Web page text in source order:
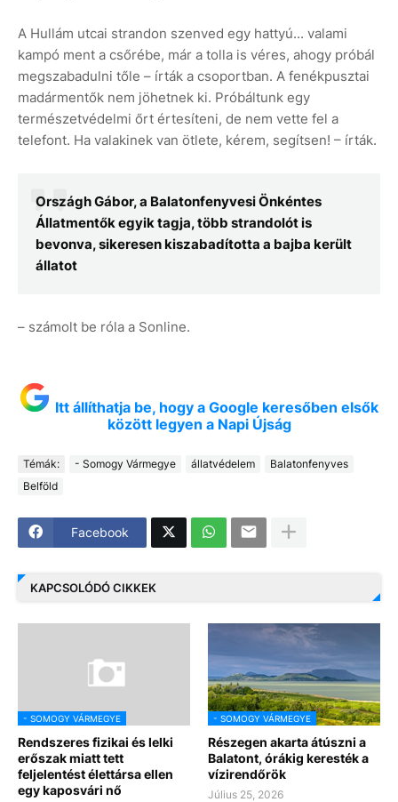
A Hullám utcai strandon szenved egy hattyú... valami
kampó ment a csőrébe, már a tolla is véres, ahogy próbál
megszabadulni tőle – írták a csoportban. A fenékpusztai
madármentők nem jöhetnek ki. Próbáltunk egy
természetvédelmi őrt értesíteni, de nem vette fel a
telefont. Ha valakinek van ötlete, kérem, segítsen! – írták.
Országh Gábor, a Balatonfenyvesi Önkéntes
Állatmentők egyik tagja, több strandolót is
bevonva, sikeresen kiszabadította a bajba került
állatot
– számolt be róla a Sonline.
Itt állíthatja be, hogy a Google keresőben elsők
között legyen a Napi Újság
Témák: - Somogy Vármegye állatvédelem
Balatonfenyves
Belföld
Facebook
KAPCSOLÓDÓ CIKKEK
- SOMOGY VÁRMEGYE
Rendszeres fizikai és lelki
erőszak miatt tett
feljelentést élettársa ellen
egy kaposvári nő
- SOMOGY VÁRMEGYE
Részegen akarta átúszni a
Balatont, órákig keresték a
vízirendőrök
Július 25, 2026